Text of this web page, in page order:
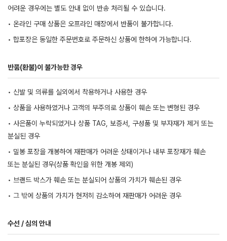
어려운 경우에는 별도 안내 없이 반송 처리될 수 있습니다.
• 온라인 구매 상품은 오프라인 매장에서 반품이 불가합니다.
• 합포장은 동일한 주문번호로 주문하신 상품에 한하여 가능합니다.
반품(환불)이 불가능한 경우
• 신발 및 의류를 실외에서 착용하거나 사용한 경우
• 상품을 사용하였거나 고객의 부주의로 상품이 훼손 또는 변형된 경우
• 사은품이 누락되었거나 상품 TAG, 보증서, 구성품 및 부자재가 제거 또는
분실된 경우
• 밀봉 포장을 개봉하여 재판매가 어려운 상태이거나 내부 포장재가 훼손
또는 분실된 경우(상품 확인을 위한 개봉 제외)
• 브랜드 박스가 훼손 또는 분실되어 상품의 가치가 훼손된 경우
• 그 밖에 상품의 가치가 현저히 감소하여 재판매가 어려운 경우
수선 / 심의 안내